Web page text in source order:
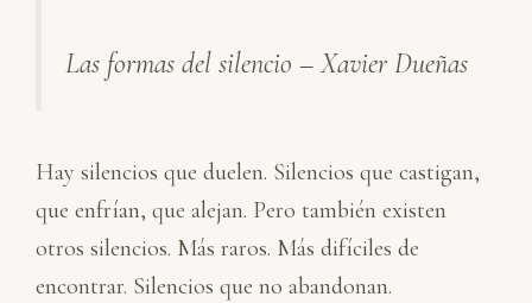
Las formas del silencio – Xavier Dueñas
Hay silencios que duelen. Silencios que castigan,
que enfrían, que alejan. Pero también existen
otros silencios. Más raros. Más difíciles de
encontrar. Silencios que no abandonan.